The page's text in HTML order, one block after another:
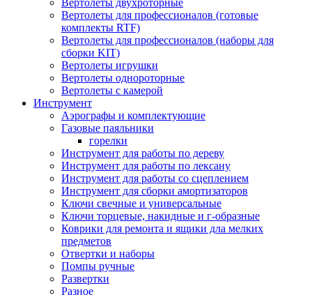
Вертолеты двухроторные
Вертолеты для профессионалов (готовые
комплекты RTF)
Вертолеты для профессионалов (наборы для
сборки KIT)
Вертолеты игрушки
Вертолеты однороторные
Вертолеты с камерой
Инструмент
Аэрографы и комплектующие
Газовые паяльники
горелки
Инструмент для работы по дереву
Инструмент для работы по лексану
Инструмент для работы со сцеплением
Инструмент для сборки амортизаторов
Ключи свечные и универсальные
Ключи торцевые, накидные и г-образные
Коврики для ремонта и ящики дла мелких
предметов
Отвертки и наборы
Помпы ручные
Развертки
Разное